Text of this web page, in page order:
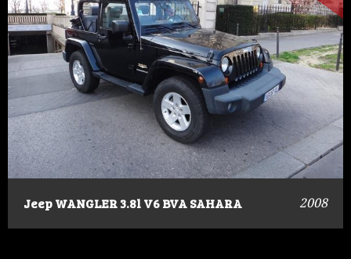
Jeep WANGLER 3.8l V6 BVA SAHARA 2008